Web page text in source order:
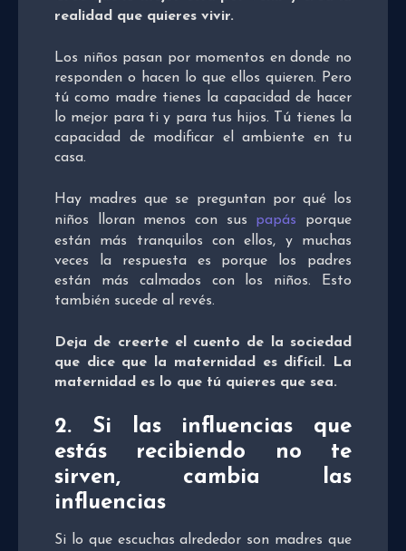
realidad que quieres vivir.
Los niños pasan por momentos en donde no
responden o hacen lo que ellos quieren. Pero
tú como madre tienes la capacidad de hacer
lo mejor para ti y para tus hijos. Tú tienes la
capacidad de modificar el ambiente en tu
casa.
Hay madres que se preguntan por qué los
niños lloran menos con sus papás porque
están más tranquilos con ellos, y muchas
veces la respuesta es porque los padres
están más calmados con los niños. Esto
también sucede al revés.
Deja de creerte el cuento de la sociedad
que dice que la maternidad es difícil. La
maternidad es lo que tú quieres que sea.
2. Si las influencias que
estás recibiendo no te
sirven, cambia las
influencias
Si lo que escuchas alrededor son madres que